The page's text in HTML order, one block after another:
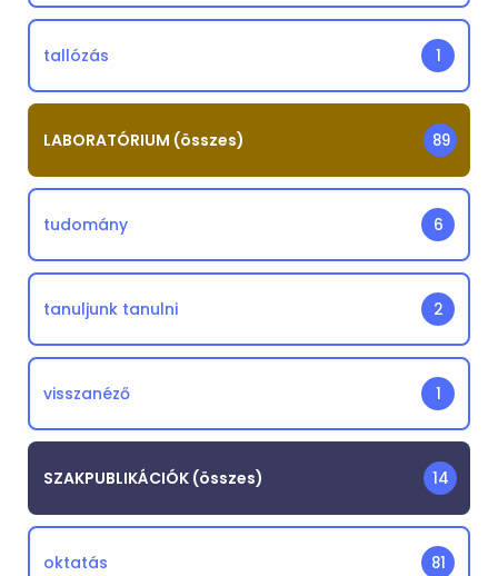
tallózás 1
LABORATÓRIUM (összes) 89
tudomány 6
tanuljunk tanulni 2
visszanéző 1
SZAKPUBLIKÁCIÓK (összes) 14
oktatás 81